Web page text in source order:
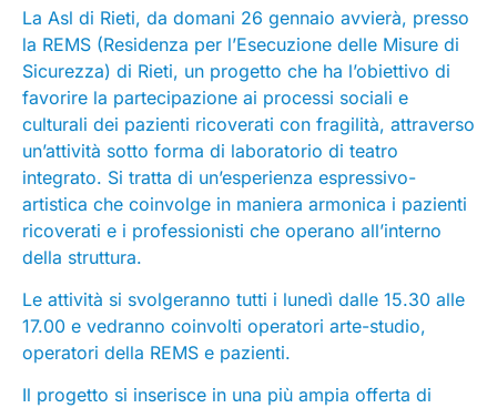
La Asl di Rieti, da domani 26 gennaio avvierà, presso
la REMS (Residenza per l’Esecuzione delle Misure di
Sicurezza) di Rieti, un progetto che ha l’obiettivo di
favorire la partecipazione ai processi sociali e
culturali dei pazienti ricoverati con fragilità, attraverso
un’attività sotto forma di laboratorio di teatro
integrato. Si tratta di un’esperienza espressivo-
artistica che coinvolge in maniera armonica i pazienti
ricoverati e i professionisti che operano all’interno
della struttura.
Le attività si svolgeranno tutti i lunedì dalle 15.30 alle
17.00 e vedranno coinvolti operatori arte-studio,
operatori della REMS e pazienti.
Il progetto si inserisce in una più ampia offerta di